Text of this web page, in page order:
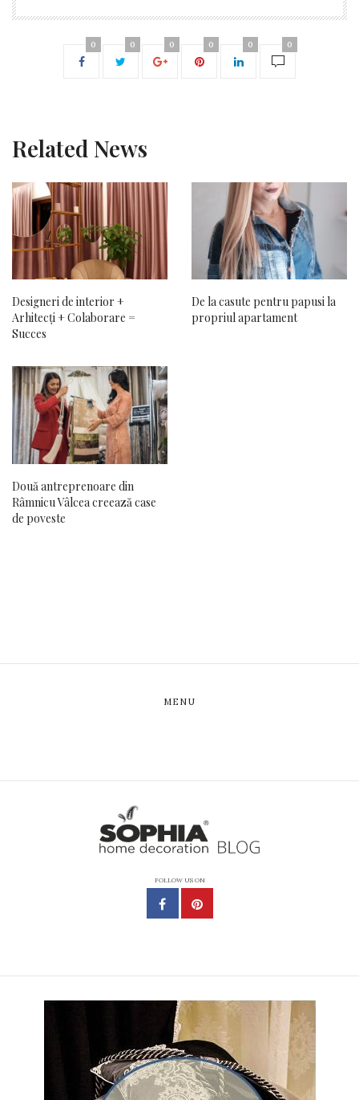
0 0 0 0 0 0
Related News
Designeri de interior +
Arhitecți + Colaborare =
Succes
De la casute pentru papusi la
propriul apartament
Două antreprenoare din
Râmnicu Vâlcea creează case
de poveste
MENU
FOLLOW US ON